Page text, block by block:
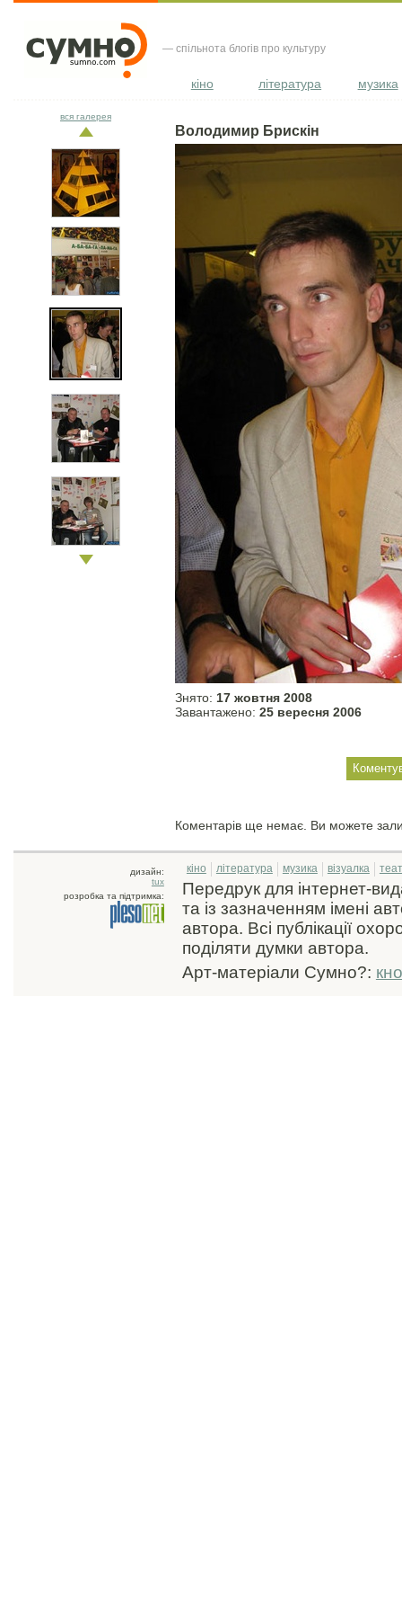
— спільнота блогів про культуру
кіно література музика
Володимир Брискін
Знято: 17 жовтня 2008
Завантажено: 25 вересня 2006
Коментарів ще немає. Ви можете
вся галерея
дизайн:
tux
розробка та підтримка:
кіно література музика візуалка
Передрук для інтернет-
та із зазначенням імені
автора. Всі публікації
поділяти думки автора.
Арт-матеріали Сумно?: